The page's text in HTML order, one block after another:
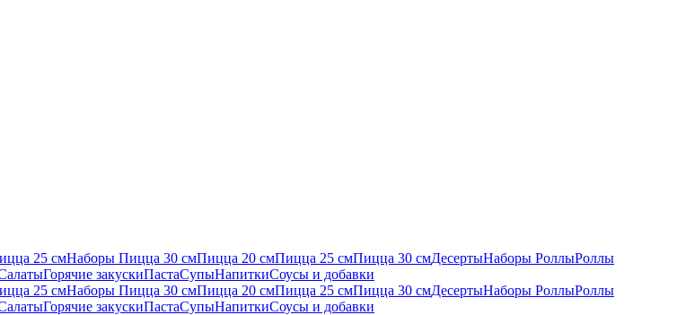
25 смНаборы Пицца 30 смПицца 20 смПицца 25 смПицца 30 смДесертыНаборы РоллыРоллы
Горячие закускиПастаСупыНапиткиСоусы и добавки
25 смНаборы Пицца 30 смПицца 20 смПицца 25 смПицца 30 смДесертыНаборы РоллыРоллы
Горячие закускиПастаСупыНапиткиСоусы и добавки